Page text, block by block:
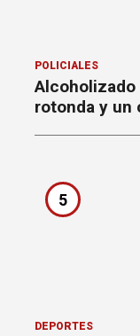
POLICIALES
rotonda y un
5
DEPORTES